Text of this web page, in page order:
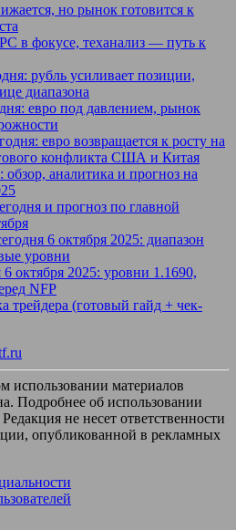
но рынок готовится к
в фокусе, теханализ — путь к
рубль усиливает позиции,
диапазона
евро под давлением, рынок
евро возвращается к росту на
конфликта США и Китая
аналитика и прогноз на
и прогноз по главной
6 октября 2025: диапазон
уровни
октября 2025: уровни 1.1690,
NFP
трейдера (готовый гайд + чек-
использовании материалов
Подробнее об использовании
не несет ответственности
опубликованной в рекламных